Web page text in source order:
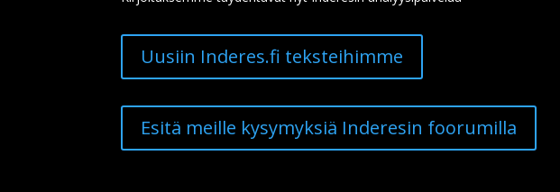
Uusiin Inderes.fi teksteihimme
Esitä meille kysymyksiä Inderesin foorumilla